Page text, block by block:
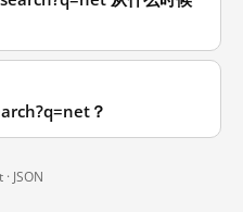
？
JSON